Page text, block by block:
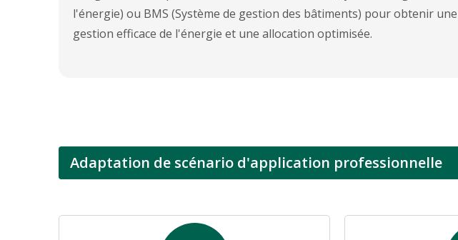
l'énergie) ou BMS (Système de gestion des bâtiments) pour obtenir une
gestion efficace de l'énergie et une allocation optimisée.
Adaptation de scénario d'application professionnelle